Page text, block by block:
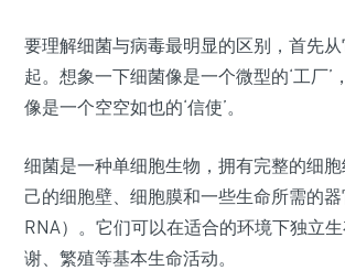
要理解细菌与病毒最明显的区别，首先
起。想象一下细菌像是一个微型的‘工厂’
像是一个空空如也的‘信使’。
细菌是一种单细胞生物，拥有完整的细
己的细胞壁、细胞膜和一些生命所需的器
RNA）。它们可以在适合的环境下独立
谢、繁殖等基本生命活动。